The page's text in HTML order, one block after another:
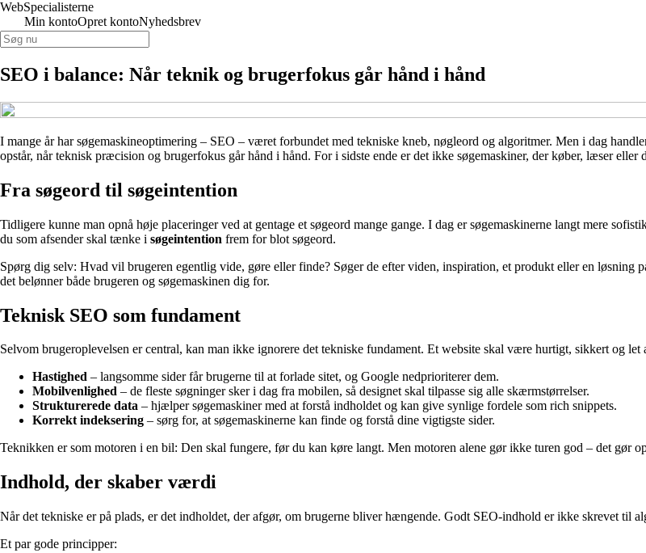
WebSpecialisterne
Min kontoOpret kontoNyhedsbrev
SEO i balance: Når teknik og brugerfokus går hånd i hånd
I mange år har søgemaskineoptimering – SEO – været forbundet med tekniske kneb, nøgleord og algoritmer. Men i dag
opstår, når teknisk præcision og brugerfokus går hånd i hånd. For i sidste ende er det ikke søgemaskiner, der køber, læser eller
Fra søgeord til søgeintention
Tidligere kunne man opnå høje placeringer ved at gentage et søgeord mange gange. I dag er søgemaskinerne langt mere
du som afsender skal tænke i søgeintention frem for blot søgeord.
Spørg dig selv: Hvad vil brugeren egentlig vide, gøre eller finde? Søger de efter viden, inspiration, et produkt eller en løsning
det belønner både brugeren og søgemaskinen dig for.
Teknisk SEO som fundament
Selvom brugeroplevelsen er central, kan man ikke ignorere det tekniske fundament. Et website skal være hurtigt, sikkert og
Hastighed – langsomme sider får brugerne til at forlade sitet, og Google nedprioriterer dem.
Mobilvenlighed – de fleste søgninger sker i dag fra mobilen, så designet skal tilpasse sig alle skærmstørrelser.
Strukturerede data – hjælper søgemaskiner med at forstå indholdet og kan give synlige fordele som rich snippets.
Korrekt indeksering – sørg for, at søgemaskinerne kan finde og forstå dine vigtigste sider.
Teknikken er som motoren i en bil: Den skal fungere, før du kan køre langt. Men motoren alene gør ikke turen god – det gør
Indhold, der skaber værdi
Når det tekniske er på plads, er det indholdet, der afgør, om brugerne bliver hængende. Godt SEO-indhold er ikke skrevet til
Et par gode principper: